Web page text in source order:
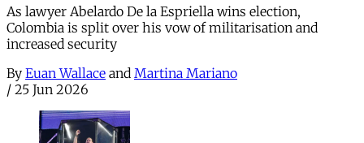
As lawyer Abelardo De la Espriella wins election,
Colombia is split over his vow of militarisation and
increased security
By Euan Wallace and Martina Mariano
/ 25 Jun 2026